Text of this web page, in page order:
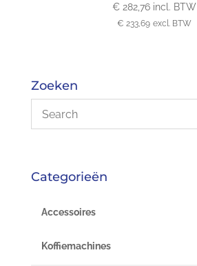
€282,76 incl. BTW
€ 233,69 excl. BTW
Zoeken
Categorieën
Accessoires
Koffiemachines